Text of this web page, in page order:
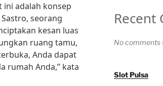
ini adalah konsep
seorang
kesan luas
ruang tamu,
Anda dapat
rumah Anda,” kata
Recent
No comments
Slot Pulsa